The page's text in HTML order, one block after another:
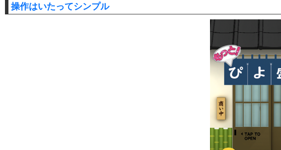
操作はいたってシンプル